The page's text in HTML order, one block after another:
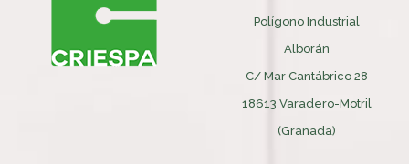
Polígono Industrial
Alborán
C/ Mar Cantábrico 28
18613 Varadero-Motril
(Granada)